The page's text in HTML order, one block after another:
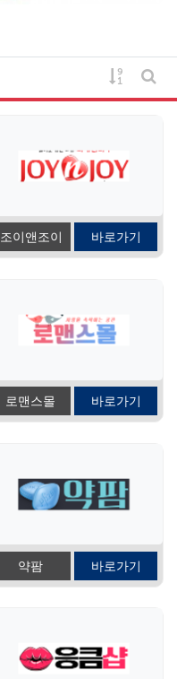
게시물
조이앤조이 바로가기
로맨스몰 바로가기
약팜 바로가기